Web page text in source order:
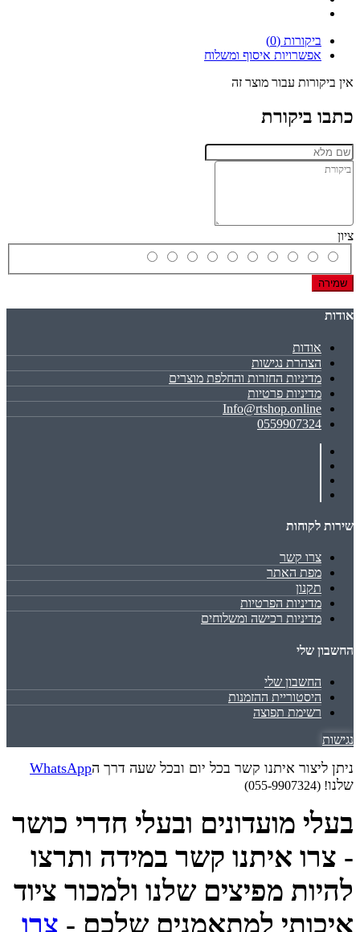
ביקורות (0)
אפשרויות איסוף ומשלוח
אין ביקורות עבור מוצר זה
כתבו ביקורת
ציון
שמירה
אודות
אודות
הצהרת נגישות
מדיניות החזרות והחלפת מוצרים
מדיניות פרטיות
Info@rtshop.online
0559907324
שירות לקוחות
צרו קשר
מפת האתר
תקנון
מדיניות הפרטיות
מדיניות רכישה ומשלוחים
החשבון שלי
החשבון שלי
היסטוריית ההזמנות
רשימת תפוצה
נגישות
ניתן ליצור איתנו קשר בכל יום ובכל שעה דרך הWhatsApp
שלנו! (055-9907324)
בעלי מועדונים ובעלי חדרי כושר
- צרו איתנו קשר במידה ותרצו
להיות מפיצים שלנו ולמכור ציוד
איכותי למתאמנים שלכם - צרו